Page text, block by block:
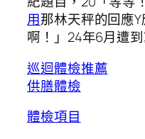
用那林天秤的回應
啊！」24年6月遭
巡迴體檢推薦
供膳體檢
體檢項目